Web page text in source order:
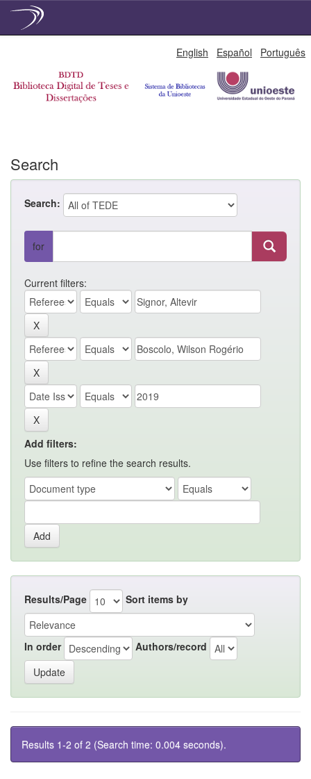
English Español Português
Search
Search:
for
Current filters:
Add filters:
Use filters to refine the search results.
Results/Page Sort items by
In order Authors/record
Results 1-2 of 2 (Search time: 0.004 seconds).